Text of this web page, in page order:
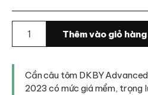
tôm
DKBY
Advanced
Thêm vào giỏ hàng
Cần câu tôm DKBY
2023 có mức giá mềm, trọng